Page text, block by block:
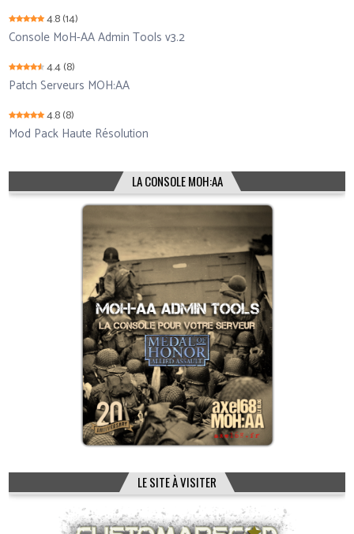
4.8(14)
Console MoH-AA Admin Tools v3.2
4.4(8)
Patch Serveurs MOH:AA
4.8(8)
Mod Pack Haute Résolution
LA CONSOLE MOH:AA
LE SITE À VISITER